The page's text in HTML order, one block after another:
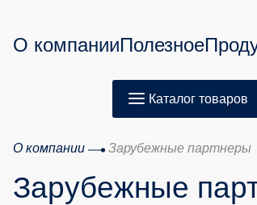
О компанииПолезное
Каталог товаров
О компании Зарубежные партнеры
Зарубежные